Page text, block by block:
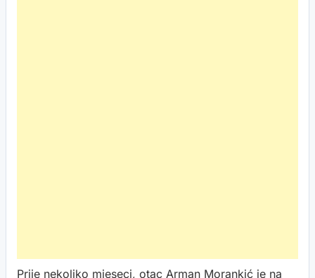
Prije nekoliko mjeseci, otac Arman Morankić je na